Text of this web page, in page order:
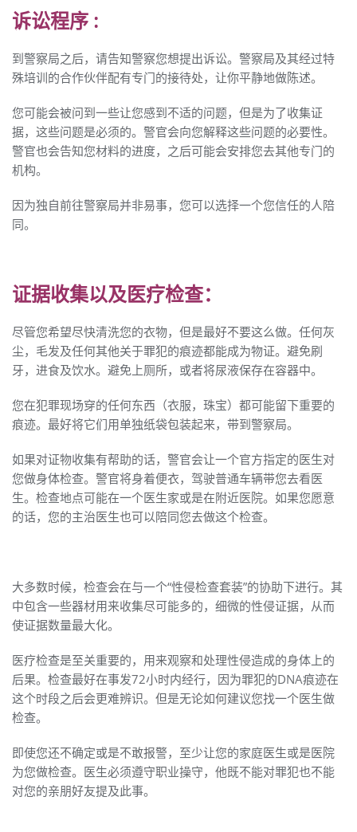
诉讼程序 :
到警察局之后，请告知警察您想提出诉讼。警察局及其经过特
殊培训的合作伙伴配有专门的接待处，让你平静地做陈述。
您可能会被问到一些让您感到不适的问题，但是为了收集证
据，这些问题是必须的。警官会向您解释这些问题的必要性。
警官也会告知您材料的进度，之后可能会安排您去其他专门的
机构。
因为独自前往警察局并非易事，您可以选择一个您信任的人陪
同。
证据收集以及医疗检查：
尽管您希望尽快清洗您的衣物，但是最好不要这么做。任何灰
尘，毛发及任何其他关于罪犯的痕迹都能成为物证。避免刷
牙，进食及饮水。避免上厕所，或者将尿液保存在容器中。
您在犯罪现场穿的任何东西（衣服，珠宝）都可能留下重要的
痕迹。最好将它们用单独纸袋包装起来，带到警察局。
如果对证物收集有帮助的话，警官会让一个官方指定的医生对
您做身体检查。警官将身着便衣，驾驶普通车辆带您去看医
生。检查地点可能在一个医生家或是在附近医院。如果您愿意
的话，您的主治医生也可以陪同您去做这个检查。
大多数时候，检查会在与一个“性侵检查套装”的协助下进行。其
中包含一些器材用来收集尽可能多的，细微的性侵证据，从而
使证据数量最大化。
医疗检查是至关重要的，用来观察和处理性侵造成的身体上的
后果。检查最好在事发72小时内经行，因为罪犯的DNA痕迹在
这个时段之后会更难辨识。但是无论如何建议您找一个医生做
检查。
即使您还不确定或是不敢报警，至少让您的家庭医生或是医院
为您做检查。医生必须遵守职业操守，他既不能对罪犯也不能
对您的亲朋好友提及此事。